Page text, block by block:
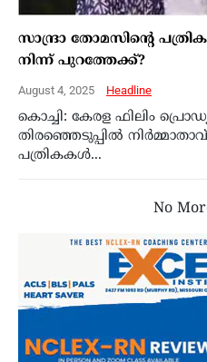
സാന്ദ്രാ തോമസിന്റെ
നിന്ന് പുറത്തേക്ക്?
August 4, 2025 Headline
കൊച്ചി: കേരള ഫിലിം
തിരഞ്ഞെടുപ്പിൽ
പത്രികകൾ...
No